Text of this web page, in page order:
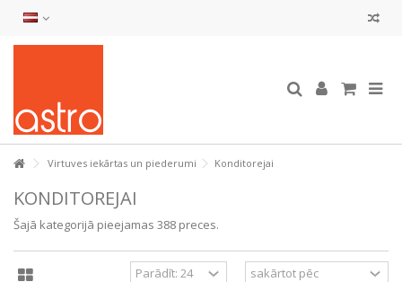
Virtuves iekārtas un piederumi Konditorejai
KONDITOREJAI
Šajā kategorijā pieejamas 388 preces.